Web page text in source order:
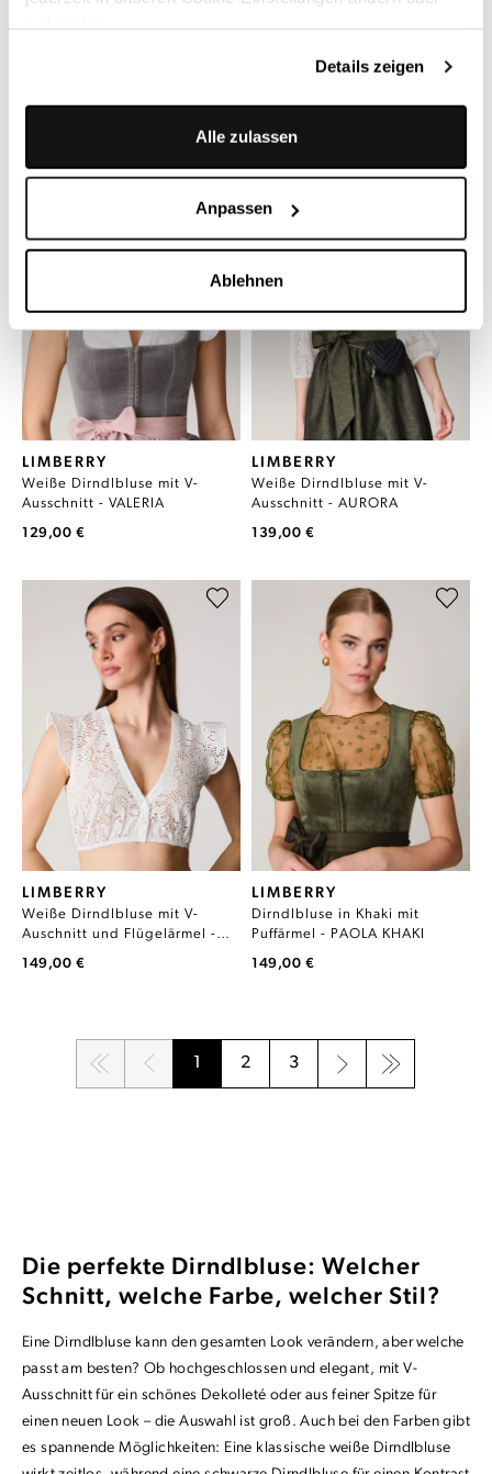
Details zeigen
Alle zulassen
Anpassen
Ablehnen
LIMBERRY
149,00 €
LIMBERRY
149,00 €
LIMBERRY
Weiße Dirndlbluse mit V-
Ausschnitt - VALERIA
129,00 €
LIMBERRY
Weiße Dirndlbluse mit V-
Ausschnitt - AURORA
139,00 €
LIMBERRY
Weiße Dirndlbluse mit V-
Auschnitt und Flügelärmel -
149,00 €
LIMBERRY
Dirndlbluse in Khaki mit
Puffärmel - PAOLA KHAKI
149,00 €
1 2 3
Die perfekte Dirndlbluse: Welcher
Schnitt, welche Farbe, welcher Stil?
Eine Dirndlbluse kann den gesamten Look verändern, aber welche
passt am besten? Ob hochgeschlossen und elegant, mit V-
Ausschnitt für ein schönes Dekolleté oder aus feiner Spitze für
einen neuen Look – die Auswahl ist groß. Auch bei den Farben gibt
es spannende Möglichkeiten: Eine klassische weiße Dirndlbluse